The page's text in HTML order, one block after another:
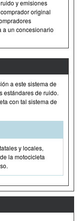
y emisiones
original
a un concesionario
a este sistema de
estándares de ruido.
con tal sistema de
y locales,
la motocicleta